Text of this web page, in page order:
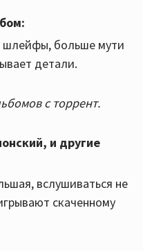
шлейфы, больше мути
детали.
с торрент.
и другие
вслушиваться не
скаченному